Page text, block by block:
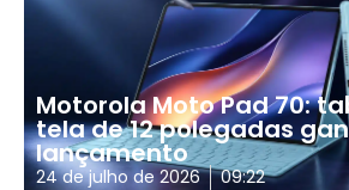
Motorola Moto Pad 70:
tela de 12 polegadas
lançamento
24 de julho de 2026 09:22